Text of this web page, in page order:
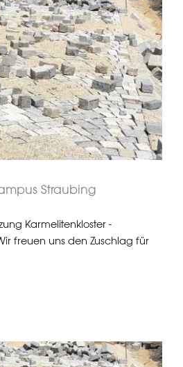
Campus Straubing
Straubing
Karmelitenkloster -
freuen uns den Zuschlag für